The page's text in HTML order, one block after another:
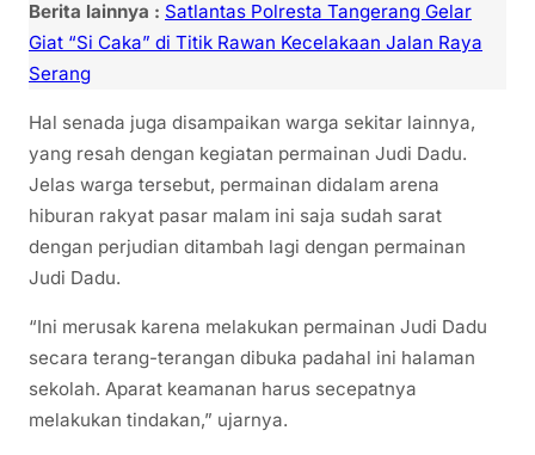
Berita lainnya : Satlantas Polresta Tangerang Gelar
Giat “Si Caka” di Titik Rawan Kecelakaan Jalan Raya
Serang
Hal senada juga disampaikan warga sekitar lainnya,
yang resah dengan kegiatan permainan Judi Dadu.
Jelas warga tersebut, permainan didalam arena
hiburan rakyat pasar malam ini saja sudah sarat
dengan perjudian ditambah lagi dengan permainan
Judi Dadu.
“Ini merusak karena melakukan permainan Judi Dadu
secara terang-terangan dibuka padahal ini halaman
sekolah. Aparat keamanan harus secepatnya
melakukan tindakan,” ujarnya.